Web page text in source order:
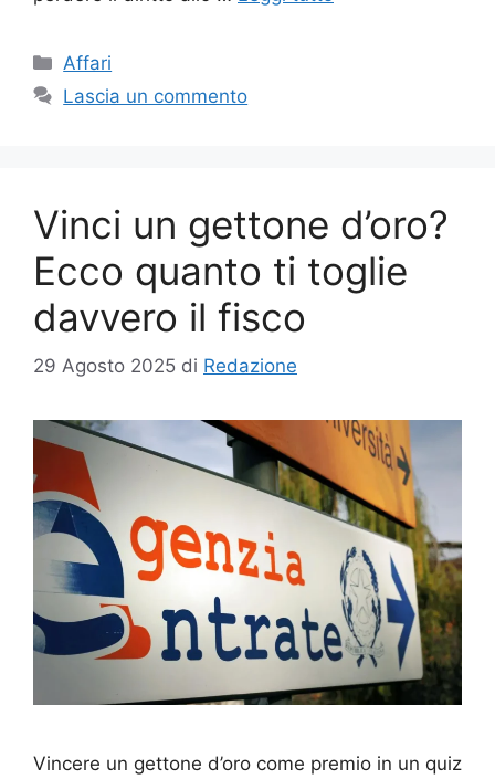
Categorie
Affari
Lascia un commento
Vinci un gettone d’oro?
Ecco quanto ti toglie
davvero il fisco
29 Agosto 2025 di Redazione
Vincere un gettone d’oro come premio in un quiz